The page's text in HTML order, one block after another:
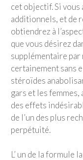
cet objectif. Si vous
additionnels, et de
obtiendrez à
que vous désirez
supplémentaire
certainement sans
stéroïdes
gars et les femmes,
des effets
de l’un des plus
perpétuité.
L’ un de la formule